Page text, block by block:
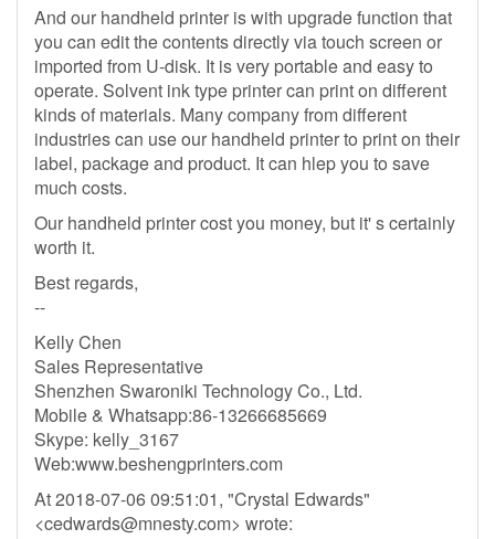
And our handheld printer is with upgrade function that
you can edit the contents directly via touch screen or
imported from U-disk. It is very portable and easy to
operate. Solvent ink type printer can print on different
kinds of materials. Many company from different
industries can use our handheld printer to print on their
label, package and product. It can hlep you to save
much costs.
Our handheld printer cost you money, but it' s certainly
worth it.
Best regards,
--
Kelly Chen
Sales Representative
Shenzhen Swaroniki Technology Co., Ltd.
Mobile & Whatsapp:86-13266685669
Skype: kelly_3167
Web:www.beshengprinters.com
At 2018-07-06 09:51:01, "Crystal Edwards"
<cedwards@mnesty.com> wrote: